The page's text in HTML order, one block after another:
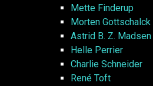
Mette Finderup
Morten Gottschalck
Astrid B. Z. Madsen
Helle Perrier
Charlie Schneider
René Toft